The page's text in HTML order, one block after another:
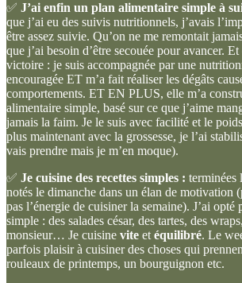
✅ J’ai enfin un plan alimentaire simple à
que j’ai eu des suivis nutritionnels, j’avais
être assez suivie. Qu’on ne me remontait
que j’ai besoin d’être secouée pour avancer.
victoire : je suis accompagnée par une
encouragée ET m’a fait réaliser les dégâts
comportements. ET EN PLUS, elle m’a
alimentaire simple, basé sur ce que j’aime
jamais la faim. Je le suis avec facilité et le
plus maintenant avec la grossesse, je l’ai
vais prendre mais je m’en moque).
✅ Je cuisine des recettes simples : terminées
notés le dimanche dans un élan de motivation
pas l’énergie de cuisiner la semaine). J’ai opté
simple : des salades césar, des tartes, des
monsieur… Je cuisine vite et équilibré. Le
parfois plaisir à cuisiner des choses qui
rouleaux de printemps, un bourguignon etc.